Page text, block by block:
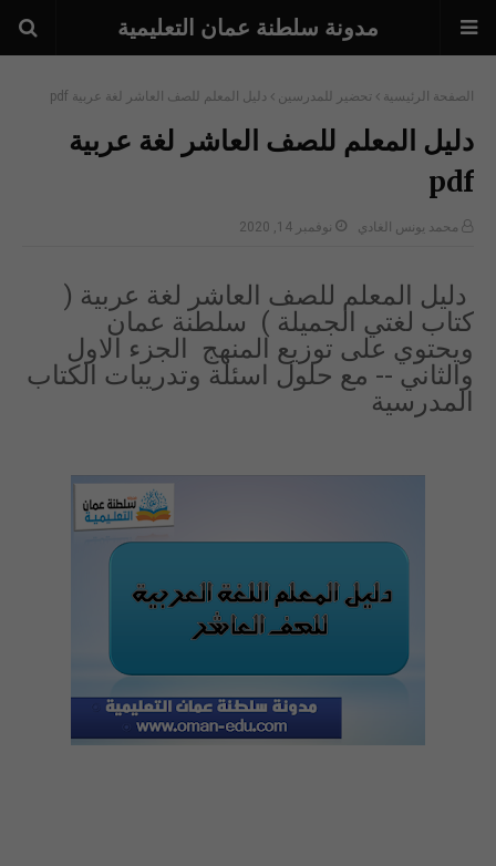
مدونة سلطنة عمان التعليمية
الصفحة الرئيسية تحضير للمدرسين دليل المعلم للصف العاشر لغة عربية pdf
دليل المعلم للصف العاشر لغة عربية
pdf
محمد يونس الغادي نوفمبر 14, 2020
دليل المعلم للصف العاشر لغة عربية (
كتاب لغتي الجميلة ) سلطنة عمان
ويحتوي على توزيع المنهج الجزء الاول
والثاني -- مع حلول اسئلة وتدريبات الكتاب
المدرسية